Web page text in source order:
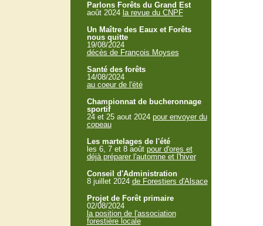
Parlons Forêts du Grand Est
août 2024 la revue du CNPF
Un Maître des Eaux et Forêts
nous quitte
19/08/2024
décès de François Moyses
Santé des forêts
14/08/2024
au coeur de l'été
Championnat de bucheronnage
sportif
24 et 25 aout 2024 pour envoyer du
copeau
Les martelages de l'été
les 6, 7 et 8 août pour d'ores et
déjà préparer l'automne et l'hiver
Conseil d'Administration
8 juillet 2024 de Forestiers d'Alsace
Projet de Forêt primaire
02/08/2024
la position de l'association
forestière locale